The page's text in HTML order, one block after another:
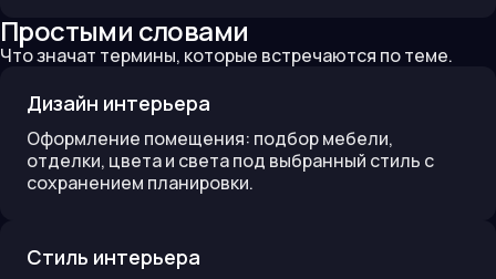
Простыми словами
Что значат термины, которые встречаются по теме.
Дизайн интерьера
Оформление помещения: подбор мебели,
отделки, цвета и света под выбранный стиль с
сохранением планировки.
Стиль интерьера